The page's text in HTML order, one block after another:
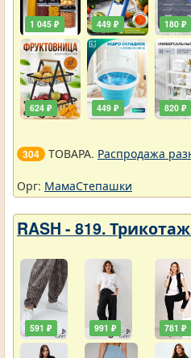
1 045 ₽
624 ₽
449 ₽
449 ₽
180 ₽
820 ₽
304 ТОВАРА. Распродажа
Орг: МамаСтепашки
RASH - 819.
591 ₽ 991 ₽ 781 ₽